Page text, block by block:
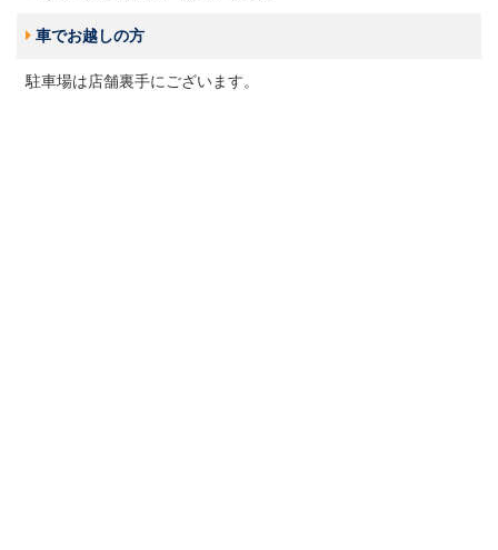
車でお越しの方
駐車場は店舗裏手にございます。